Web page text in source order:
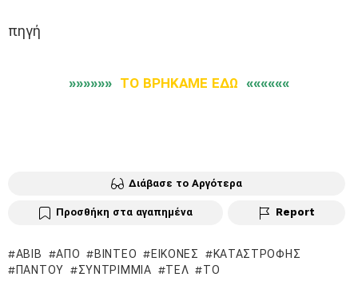
πηγή
»»»»»» ΤΟ ΒΡΗΚΑΜΕ ΕΔΩ ««««««
Διάβασε το Αργότερα
Προσθήκη στα αγαπημένα Report
ΑΒΊΒ ΑΠΌ ΒΊΝΤΕΟ ΕΙΚΌΝΕΣ
ΚΑΤΑΣΤΡΟΦΉΣ
ΠΑΝΤΟΎ
ΣΥΝΤΡΊΜΜΙΑ ΤΕΛ ΤΟ